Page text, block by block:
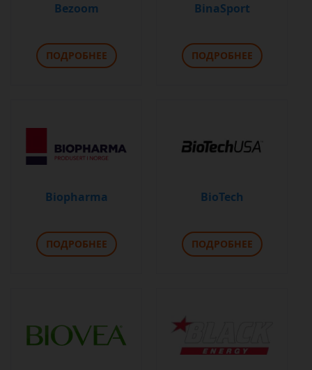
Bezoom
ПОДРОБНЕЕ
BinaSport
ПОДРОБНЕЕ
Biopharma
ПОДРОБНЕЕ
BioTech
ПОДРОБНЕЕ